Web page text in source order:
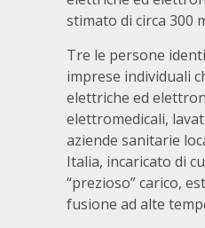
stimato di circa 300
Tre le persone
imprese individuali
elettriche ed
elettromedicali,
aziende sanitarie
Italia, incaricato di
“prezioso” carico,
fusione ad alte